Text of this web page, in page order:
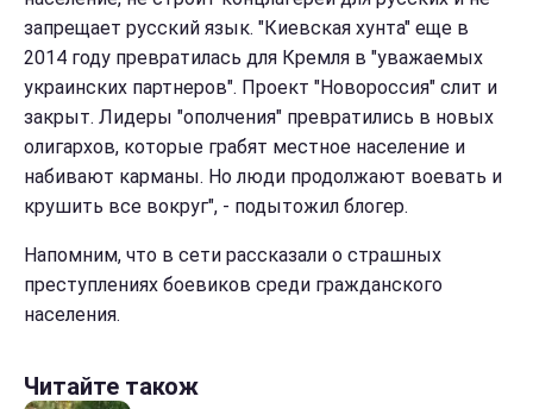
запрещает русский язык. "Киевская хунта" еще в
2014 году превратилась для Кремля в "уважаемых
украинских партнеров". Проект "Новороссия" слит и
закрыт. Лидеры "ополчения" превратились в новых
олигархов, которые грабят местное население и
набивают карманы. Но люди продолжают воевать и
крушить все вокруг", - подытожил блогер.
Напомним, что в сети рассказали о страшных
преступлениях боевиков среди гражданского
населения.
Читайте також